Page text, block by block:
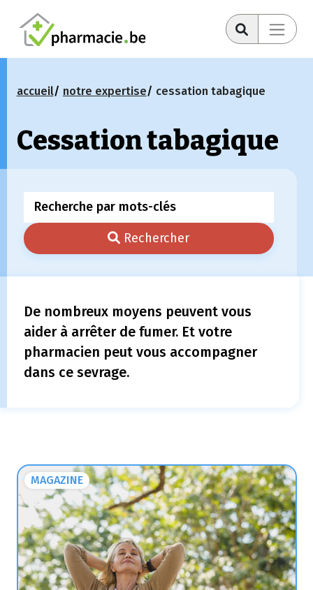
accueil notre expertise cessation tabagique
Cessation tabagique
Rechercher
De nombreux moyens peuvent vous
aider à arrêter de fumer. Et votre
pharmacien peut vous accompagner
dans ce sevrage.
MAGAZINE